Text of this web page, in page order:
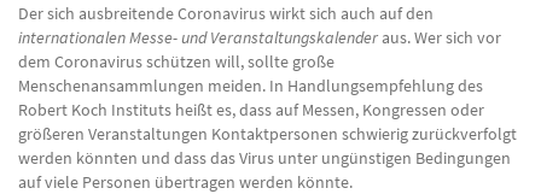
Der sich ausbreitende Coronavirus wirkt sich auch auf den
internationalen Messe- und Veranstaltungskalenderaus. Wer sich vor
dem Coronavirus schützen will, sollte große
Menschenansammlungen meiden. In Handlungsempfehlung des
Robert Koch Instituts heißt es, dass auf Messen, Kongressen oder
größeren Veranstaltungen Kontaktpersonen schwierig zurückverfolgt
werden könnten und dass das Virus unter ungünstigen Bedingungen
auf viele Personen übertragen werden könnte.